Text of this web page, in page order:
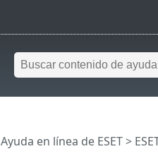
Ayuda en línea de ESET>